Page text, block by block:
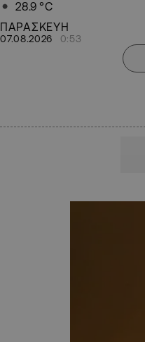
28.9 °C
ΠΑΡΑΣΚΕΥΗ
07.08.2026 0:53